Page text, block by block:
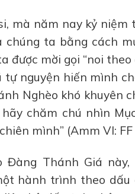
mà năm nay kỷ
chúng ta bằng cách
được mời gọi “noi
nguyện hiến mình
Nghèo khó khuyên
chăm chú nhìn
mình” (Amm VI:
Đàng Thánh Giá
hành trình theo